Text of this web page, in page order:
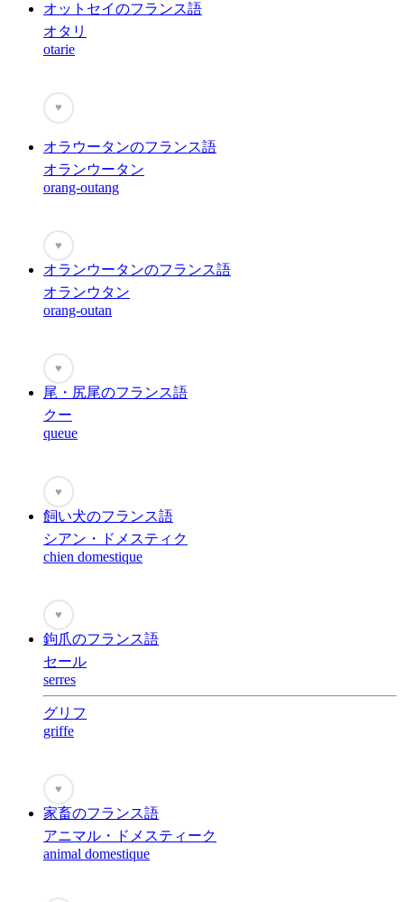
オットセイのフランス語
オタリ
otarie
♥
オラウータンのフランス語
オランウータン
orang-outang
♥
オランウータンのフランス語
オランウタン
orang-outan
♥
尾・尻尾のフランス語
クー
queue
♥
飼い犬のフランス語
シアン・ドメスティク
chien domestique
♥
鉤爪のフランス語
セール
serres
グリフ
griffe
♥
家畜のフランス語
アニマル・ドメスティーク
animal domestique